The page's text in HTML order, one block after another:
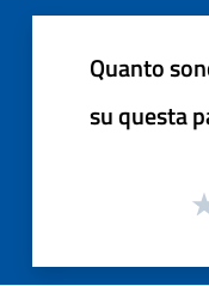
Quanto
su questa